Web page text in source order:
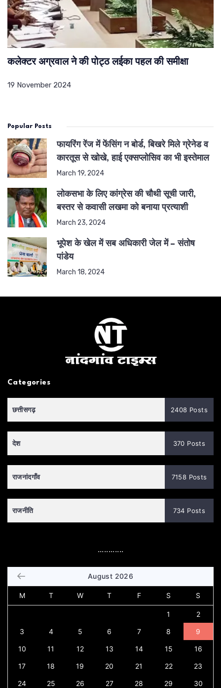
कलेक्टर अग्रवाल ने की पोट्ठ लईका पहल की समीक्षा
19 November 2024
Popular Posts
फायरिंग रेंज में फेंसिंग न बोर्ड, बिखरे मिले ग्रेनेड व
कारतूस से खोखे, हाई एक्सप्लोसिव का भी इस्तेमाल
March 19, 2024
लोकसभा के लिए कांग्रेस की चौथी सूची जारी,
बस्तर से कवासी लखमा को बनाया प्रत्याशी
March 23, 2024
भूपेश के खेल में सब अधिकारी जेल में – संतोष
पांडेय
March 18, 2024
Categories
छत्तीसगढ़ 2408 Posts
देश 370 Posts
राजनांदगाँव 7158 Posts
राजनीति 734 Posts
............
August 2026
M T W T F S S
1 2
3 4 5 6 7 8 9
10 11 12 13 14 15 16
17 18 19 20 21 22 23
24 25 26 27 28 29 30